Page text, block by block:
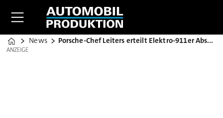
Home
News Porsche-Chef Leiters erteilt Elektro-911er Absage
ANZEIGE
ANZEIGE